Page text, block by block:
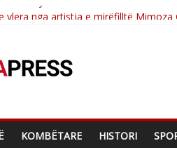
vlera nga artistja e mirëfilltë Mimoza
njē veprimtar i respektuar i
të dua ty
KOMBËTARE HISTORI